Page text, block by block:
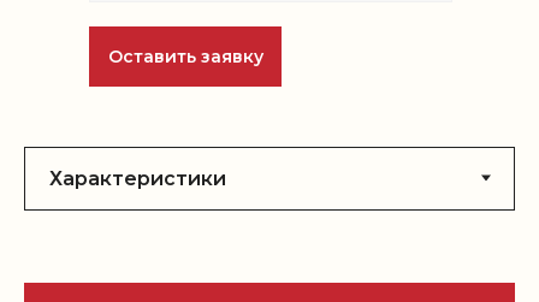
Оставить заявку